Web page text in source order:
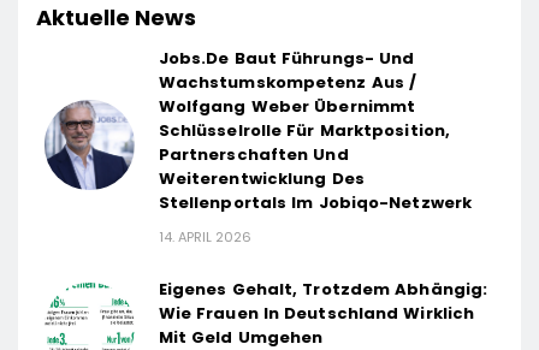
Aktuelle News
Jobs.de Baut Führungs- Und
Wachstumskompetenz Aus /
Wolfgang Weber Übernimmt
Schlüsselrolle Für Marktposition,
Partnerschaften Und
Weiterentwicklung Des
Stellenportals Im Jobiqo-Netzwerk
14. APRIL 2026
Eigenes Gehalt, Trotzdem Abhängig:
Wie Frauen In Deutschland Wirklich
Mit Geld Umgehen